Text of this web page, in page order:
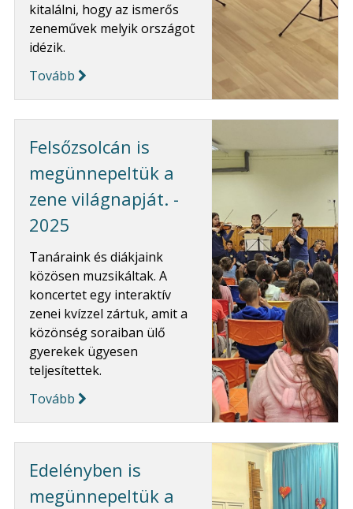
kitalálni, hogy az ismerős
zeneművek melyik országot
idézik.
Tovább
Felsőzsolcán is
megünnepeltük a
zene világnapját. -
2025
Tanáraink és diákjaink
közösen muzsikáltak. A
koncertet egy interaktív
zenei kvízzel zártuk, amit a
közönség soraiban ülő
gyerekek ügyesen
teljesítettek.
Tovább
Edelényben is
megünnepeltük a